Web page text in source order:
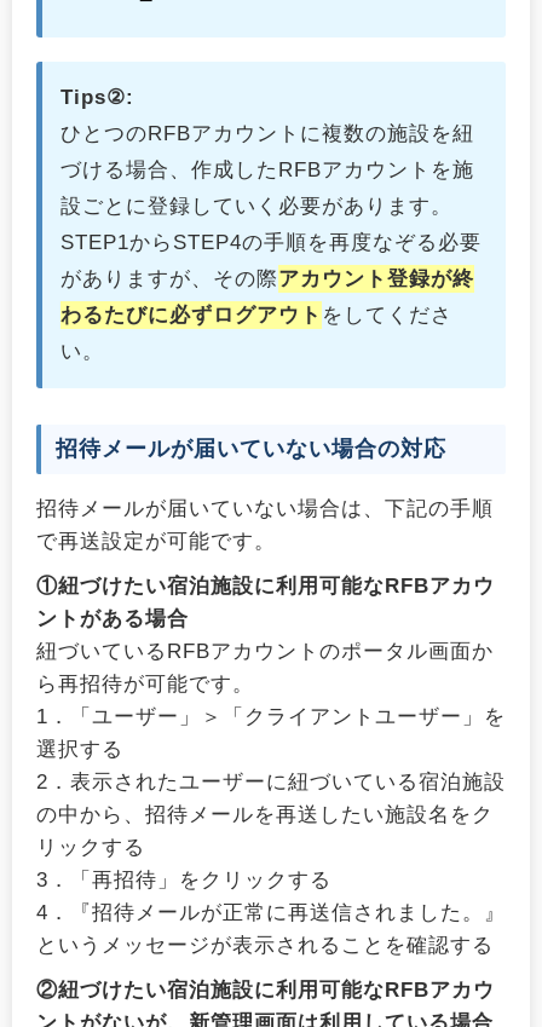
Tips②:
ひとつのRFBアカウントに複数の施設を紐
づける場合、作成したRFBアカウントを施
設ごとに登録していく必要があります。
STEP1からSTEP4の手順を再度なぞる必要
がありますが、その際アカウント登録が終
わるたびに必ずログアウト をしてくださ
い。
招待メールが届いていない場合の対応
招待メールが届いていない場合は、下記の手順
で再送設定が可能です。
①紐づけたい宿泊施設に利用可能なRFBアカウ
ントがある場合
紐づいているRFBアカウントのポータル画面か
ら再招待が可能です。
1．「ユーザー」＞「クライアントユーザー」を
選択する
2．表示されたユーザーに紐づいている宿泊施設
の中から、招待メールを再送したい施設名をク
リックする
3．「再招待」をクリックする
4．『招待メールが正常に再送信されました。』
というメッセージが表示されることを確認する
②紐づけたい宿泊施設に利用可能なRFBアカウ
ントがないが、新管理画面は利用している場合